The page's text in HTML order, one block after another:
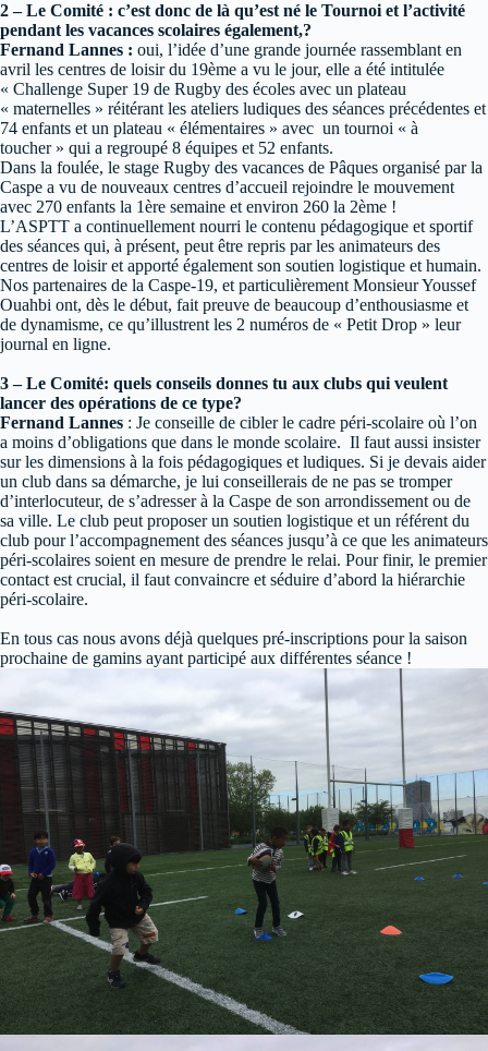
2 – Le Comité : c’est donc de là qu’est né le Tournoi et l’activité
pendant les vacances scolaires également,?
Fernand Lannes : oui, l’idée d’une grande journée rassemblant en
avril les centres de loisir du 19ème a vu le jour, elle a été intitulée
« Challenge Super 19 de Rugby des écoles avec un plateau
« maternelles » réitérant les ateliers ludiques des séances précédentes et
74 enfants et un plateau « élémentaires » avec un tournoi « à
toucher » qui a regroupé 8 équipes et 52 enfants.
Dans la foulée, le stage Rugby des vacances de Pâques organisé par la
Caspe a vu de nouveaux centres d’accueil rejoindre le mouvement
avec 270 enfants la 1ère semaine et environ 260 la 2ème !
L’ASPTT a continuellement nourri le contenu pédagogique et sportif
des séances qui, à présent, peut être repris par les animateurs des
centres de loisir et apporté également son soutien logistique et humain.
Nos partenaires de la Caspe-19, et particulièrement Monsieur Youssef
Ouahbi ont, dès le début, fait preuve de beaucoup d’enthousiasme et
de dynamisme, ce qu’illustrent les 2 numéros de « Petit Drop » leur
journal en ligne.
3 – Le Comité: quels conseils donnes tu aux clubs qui veulent
lancer des opérations de ce type?
Fernand Lannes : Je conseille de cibler le cadre péri-scolaire où l’on
a moins d’obligations que dans le monde scolaire. Il faut aussi insister
sur les dimensions à la fois pédagogiques et ludiques. Si je devais aider
un club dans sa démarche, je lui conseillerais de ne pas se tromper
d’interlocuteur, de s’adresser à la Caspe de son arrondissement ou de
sa ville. Le club peut proposer un soutien logistique et un référent du
club pour l’accompagnement des séances jusqu’à ce que les animateurs
péri-scolaires soient en mesure de prendre le relai. Pour finir, le premier
contact est crucial, il faut convaincre et séduire d’abord la hiérarchie
péri-scolaire.
En tous cas nous avons déjà quelques pré-inscriptions pour la saison
prochaine de gamins ayant participé aux différentes séance !